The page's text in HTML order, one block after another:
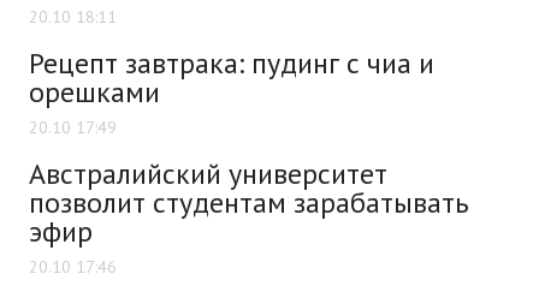
20.10 18:11
Рецепт завтрака: пудинг с чиа и
орешками
20.10 17:49
Австралийский университет
позволит студентам зарабатывать
эфир
20.10 17:46